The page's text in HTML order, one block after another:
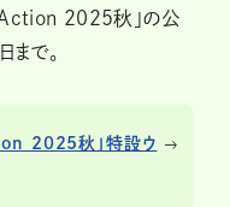
Action 2025秋」の公
で。
2025秋」特設ウ